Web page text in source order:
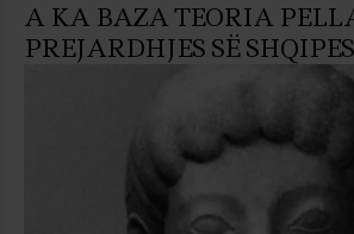
A KA BAZA TEORIA
PREJARDHJES SË